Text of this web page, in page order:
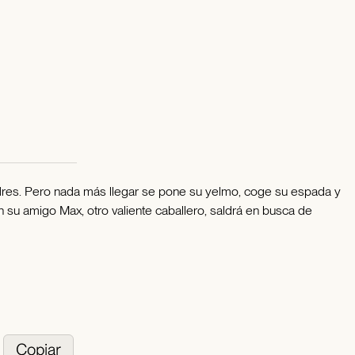
Pero nada más llegar se pone su yelmo, coge su espada y
amigo Max, otro valiente caballero, saldrá en busca de